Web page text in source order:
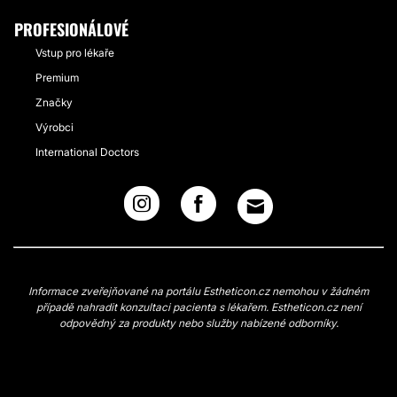
PROFESIONÁLOVÉ
Vstup pro lékaře
Premium
Značky
Výrobci
International Doctors
Informace zveřejňované na portálu Estheticon.cz nemohou v žádném
případě nahradit konzultaci pacienta s lékařem. Estheticon.cz není
odpovědný za produkty nebo služby nabízené odborníky.